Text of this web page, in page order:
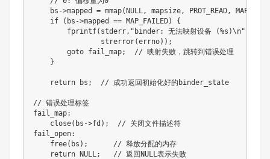
bs->mapped = mmap(NULL, mapsize, PROT_READ,
    if (bs->mapped == MAP_FAILED) {
        fprintf(stderr,"binder: 无法映射设备 (%s)\n",
                strerror(errno));
        goto fail_map;  // 映射失败，跳转到错误处理
    }
    return bs;  // 成功返回初始化好的binder_state
// 错误处理标签
fail_map:
    close(bs->fd);  // 关闭文件描述符
fail_open:
    free(bs);      // 释放分配的内存
    return NULL;   // 返回NULL表示失败